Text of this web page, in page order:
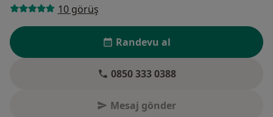
10 görüş
Randevu al
0850 333 0388
Mesaj gönder